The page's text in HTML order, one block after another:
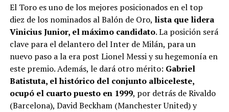
El Toro es uno de los mejores posicionados en el top
diez de los nominados al Balón de Oro, lista que lidera
Vinicius Junior, el máximo candidato. La posición será
clave para el delantero del Inter de Milán, para un
nuevo paso a la era post Lionel Messi y su hegemonía en
este premio. Además, le dará otro mérito: Gabriel
Batistuta, el histórico del conjunto albiceleste,
ocupó el cuarto puesto en 1999, por detrás de Rivaldo
(Barcelona), David Beckham (Manchester United) y